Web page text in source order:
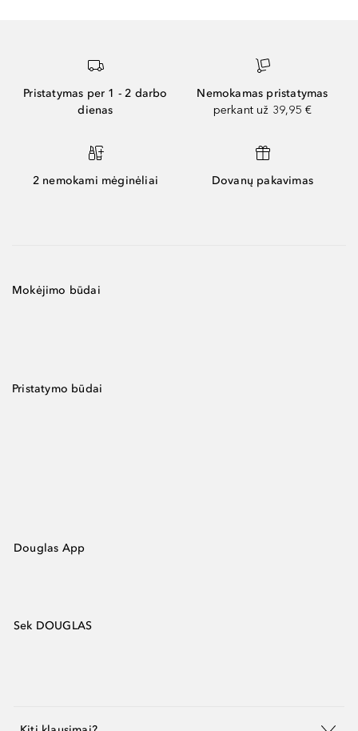
Pristatymas per 1 - 2 darbo
dienas
Nemokamas pristatymas
perkant už 39,95 €
2 nemokami mėginėliai Dovanų pakavimas
Mokėjimo būdai
Pristatymo būdai
Douglas App
Sek DOUGLAS